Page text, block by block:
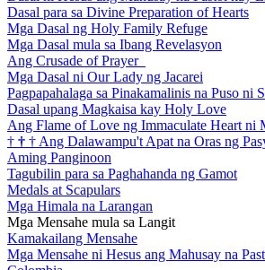
Dasal para sa Divine Preparation of Hearts
Mga Dasal ng Holy Family Refuge
Mga Dasal mula sa Ibang Revelasyon
Ang Crusade of Prayer
Mga Dasal ni Our Lady ng Jacarei
Pagpapahalaga sa Pinakamalinis na Puso ni
Dasal upang Magkaisa kay Holy Love
Ang Flame of Love ng Immaculate Heart ni
† † † Ang Dalawampu't Apat na Oras ng
Aming Panginoon
Tagubilin para sa Paghahanda ng Gamot
Medals at Scapulars
Mga Himala na Larangan
Mga Mensahe mula sa Langit
Kamakailang Mensahe
Mga Mensahe ni Hesus ang Mahusay na